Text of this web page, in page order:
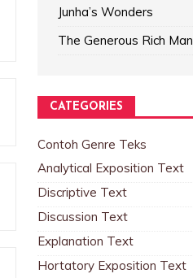
Junha’s Wonders
The Generous Rich Man
CATEGORIES
Contoh Genre Teks
Analytical Exposition Text
Discriptive Text
Discussion Text
Explanation Text
Hortatory Exposition Text